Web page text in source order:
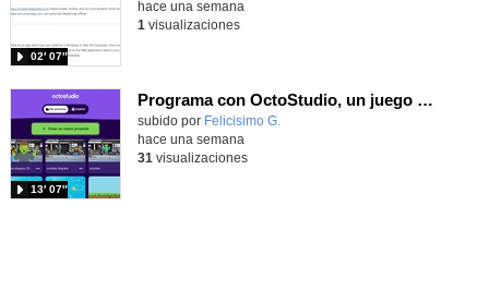
02′ 07″
hace una semana
1 visualizaciones
Programa con OctoStudio, un juego de disparos contra Zombies con un cargador basado en el House of the dead
Contenido educativo.
subido por Felicisimo G.
13′ 07″
hace una semana
31 visualizaciones